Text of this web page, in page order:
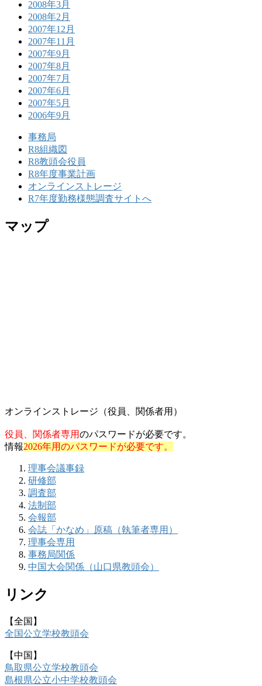
2008年3月
2008年2月
2007年12月
2007年11月
2007年9月
2007年8月
2007年7月
2007年6月
2007年5月
2006年9月
事務局
R8組織図
R8教頭会役員
R8年度事業計画
オンラインストレージ
R7年度勤務様態調査サイトへ
マップ
オンラインストレージ（役員、関係者用）
役員、関係者専用のパスワードが必要です。
情報2026年用のパスワードが必要です。
理事会議事録
研修部
調査部
法制部
会報部
会誌「かなめ」原稿（執筆者専用）
理事会専用
事務局関係
中国大会関係（山口県教頭会）
リンク
【全国】
全国公立学校教頭会
【中国】
鳥取県公立学校教頭会
島根県公立小中学校教頭会